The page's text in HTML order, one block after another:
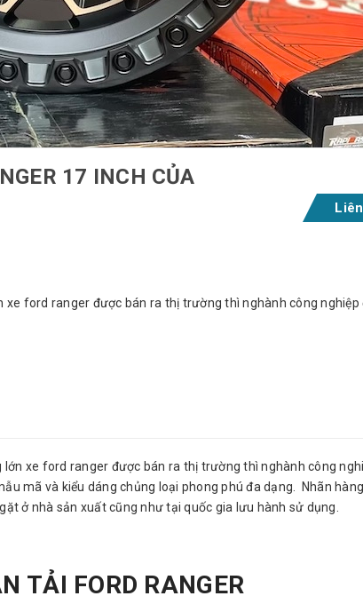
17 INCH CỦA
ford ranger được bán ra thị trường thì nghành công
xe ford ranger được bán ra thị trường thì nghành công
mã và kiểu dáng chủng loại phong phú đa dạng. Nhãn
ở nhà sản xuất cũng như tại quốc gia lưu hành sử dụng.
TẢI FORD RANGER